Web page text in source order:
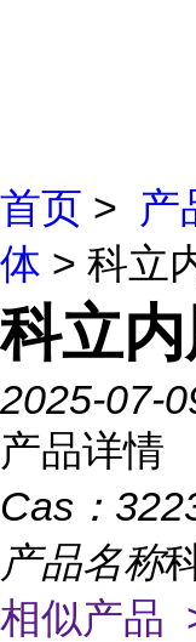
首页 > 产
体 > 科立
科立
2025-07-
产品详情
Cas：
产品名称
相似产品